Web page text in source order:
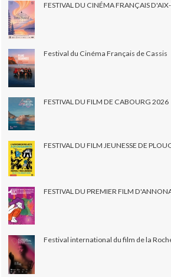
FESTIVAL DU CINÉMA FRANÇAIS
Festival du Cinéma Français de Cassis
FESTIVAL DU FILM DE CABOURG 2026
FESTIVAL DU FILM JEUNESSE DE
FESTIVAL DU PREMIER FILM
Festival international du film de la